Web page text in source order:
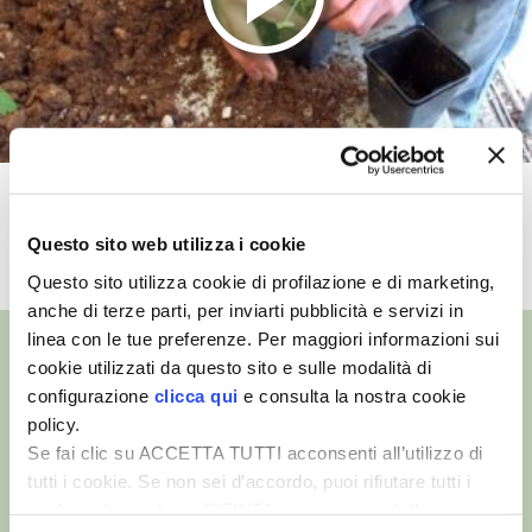
Questo sito web utilizza i cookie
Questo sito utilizza cookie di profilazione e di marketing,
anche di terze parti, per inviarti pubblicità e servizi in
linea con le tue preferenze. Per maggiori informazioni sui
cookie utilizzati da questo sito e sulle modalità di
configurazione clicca qui e consulta la nostra cookie
policy.
Se fai clic su ACCETTA TUTTI acconsenti all’utilizzo di
tutti i cookie. Se non sei d’accordo, puoi rifiutare tutti i
VIGNETO BIO
PENSA ALTERNATIVO
RIMANI A CONTATTO CON LA NATURA
CRESCERE INSIEME
ARCHMAN
VITA IN CAMPAGNA LA FIERA
NATURALMENTE
Moltiplicazione delle viole
TUTTI I VIDEO
Edizioni L’Informatore Agrario S.r.l.
via Bencivenga-Biondani, 16